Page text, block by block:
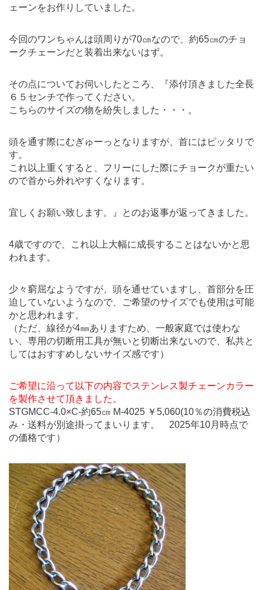
ェーンをお作りしていました。
今回のワンちゃんは頭周りが70㎝なので、約65㎝のチョ
ークチェーンだと装着出来ないはず。
その点についてお伺いしたところ、『添付頂きました全長
６５センチで作ってください。
こちらのサイズの物を紛失しました・・・。
頭を通す際にむぎゅーっとなりますが、首にはピッタリで
す。
これ以上重くすると、フリーにした際にチョークが重たい
ので首から外れやすくなります。
宜しくお願い致します。』とのお返事が返ってきました。
4歳ですので、これ以上大幅に成長することはないかと思
われます。
少々窮屈なようですが、頭を通せていますし、首部分を圧
迫していないようなので、ご希望のサイズでも使用は可能
かと思われます。
（ただ、線径が4㎜ありますため、一般家庭では使わな
い、専用の切断用工具が無いと切断出来ないので、私共と
してはおすすめしないサイズ感です）
ご希望に沿って以下の内容でステンレス製チェーンカラー
を製作させて頂きました。
STGMCC-4.0×C-約65㎝ M-4025 ￥5,060(10％の消費税込
み・送料が別途掛ってまいります。 2025年10月時点で
の価格です）